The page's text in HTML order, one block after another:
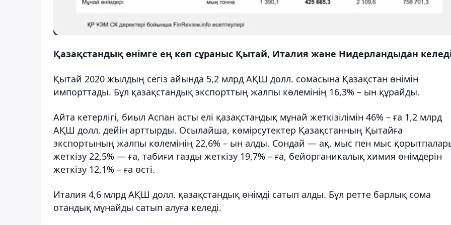
Қазақстандық өнімге ең көп сұраныс Қытай, Италия және Нидерландыдан
Қытай 2020 жылдың сегіз айында 5,2 млрд АҚШ долл. сомасына Қазақстан өнімін
импорттады. Бұл қазақстандық экспорттың жалпы көлемінің 16,3% – ын құрайды.
Айта кетерлігі, биыл Аспан асты елі қазақстандық мұнай жеткізілімін 46% – ға 1,2 млрд
АҚШ долл. дейін арттырды. Осылайша, көмірсутектер Қазақстанның Қытайға
экспортының жалпы көлемінің 22,6% – ын алды. Сондай — ақ, мыс пен мыс
жеткізу 22,5% — ға, табиғи газды жеткізу 19,7% – ға, бейорганикалық химия өнімдерін
жеткізу 12,1% – ға өсті.
Италия 4,6 млрд АҚШ долл. қазақстандық өнімді сатып алды. Бұл ретте барлық сома
отандық мұнайды сатып алуға келеді.